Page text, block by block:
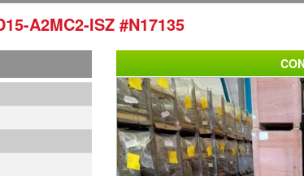
A2MC2-ISZ #N17135